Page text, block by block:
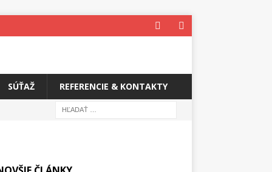
SÚŤAŽ REFERENCIE & KONTAKTY